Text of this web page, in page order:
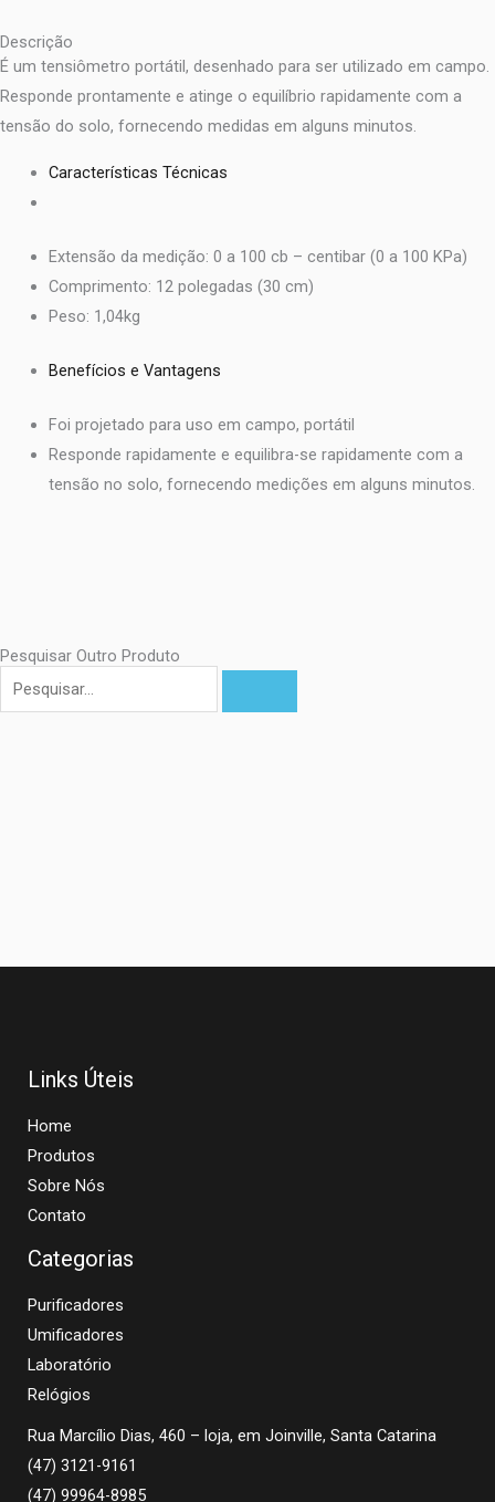
Descrição
É um tensiômetro portátil, desenhado para ser utilizado em campo.
Responde prontamente e atinge o equilíbrio rapidamente com a
tensão do solo, fornecendo medidas em alguns minutos.
Características Técnicas
Extensão da medição: 0 a 100 cb – centibar (0 a 100 KPa)
Comprimento: 12 polegadas (30 cm)
Peso: 1,04kg
Benefícios e Vantagens
Foi projetado para uso em campo, portátil
Responde rapidamente e equilibra-se rapidamente com a
tensão no solo, fornecendo medições em alguns minutos.
Pesquisar Outro Produto
Pesquisar
Links Úteis
Home
Produtos
Sobre Nós
Contato
Categorias
Purificadores
Umificadores
Laboratório
Relógios
Rua Marcílio Dias, 460 – loja, em Joinville, Santa Catarina
(47) 3121-9161
(47) 99964-8985